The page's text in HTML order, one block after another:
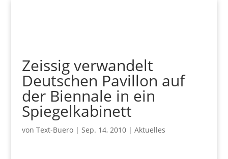
Zeissig verwandelt
Deutschen Pavillon auf
der Biennale in ein
Spiegelkabinett
von Text-Buero| Sep. 14, 2010| Aktuelles